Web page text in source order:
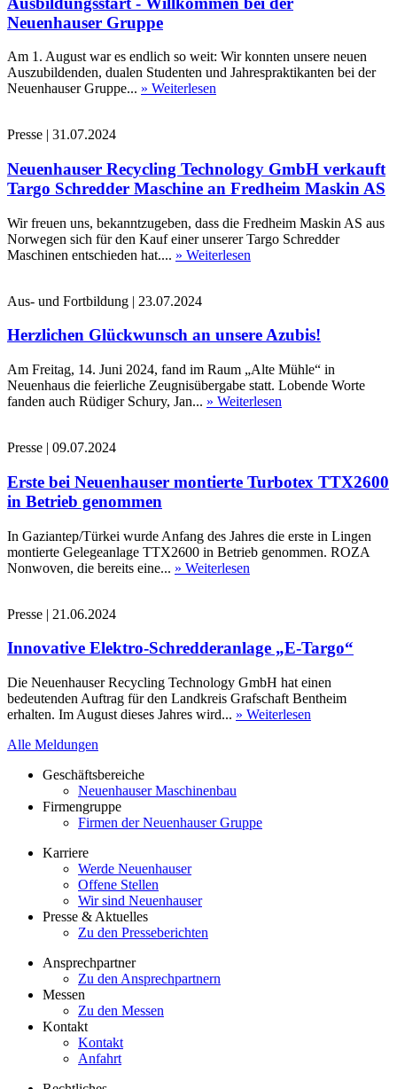
Neuenhauser Gruppe
Am 1. August war es endlich so weit: Wir konnten unsere neuen
Auszubildenden, dualen Studenten und Jahrespraktikanten bei der
Neuenhauser Gruppe... » Weiterlesen
Presse | 31.07.2024
Neuenhauser Recycling Technology GmbH verkauft
Targo Schredder Maschine an Fredheim Maskin AS
Wir freuen uns, bekanntzugeben, dass die Fredheim Maskin AS aus
Norwegen sich für den Kauf einer unserer Targo Schredder
Maschinen entschieden hat.... » Weiterlesen
Aus- und Fortbildung | 23.07.2024
Herzlichen Glückwunsch an unsere Azubis!
Am Freitag, 14. Juni 2024, fand im Raum „Alte Mühle“ in
Neuenhaus die feierliche Zeugnisübergabe statt. Lobende Worte
fanden auch Rüdiger Schury, Jan... » Weiterlesen
Presse | 09.07.2024
Erste bei Neuenhauser montierte Turbotex TTX2600
in Betrieb genommen
In Gaziantep/Türkei wurde Anfang des Jahres die erste in Lingen
montierte Gelegeanlage TTX2600 in Betrieb genommen. ROZA
Nonwoven, die bereits eine... » Weiterlesen
Presse | 21.06.2024
Innovative Elektro-Schredderanlage „E-Targo“
Die Neuenhauser Recycling Technology GmbH hat einen
bedeutenden Auftrag für den Landkreis Grafschaft Bentheim
erhalten. Im August dieses Jahres wird... » Weiterlesen
Alle Meldungen
Geschäftsbereiche
Neuenhauser Maschinenbau
Firmengruppe
Firmen der Neuenhauser Gruppe
Karriere
Werde Neuenhauser
Offene Stellen
Wir sind Neuenhauser
Presse & Aktuelles
Zu den Presseberichten
Ansprechpartner
Zu den Ansprechpartnern
Messen
Zu den Messen
Kontakt
Kontakt
Anfahrt